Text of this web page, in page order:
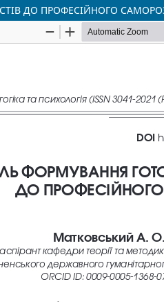
ДО ПРОФЕСІЙНОГО